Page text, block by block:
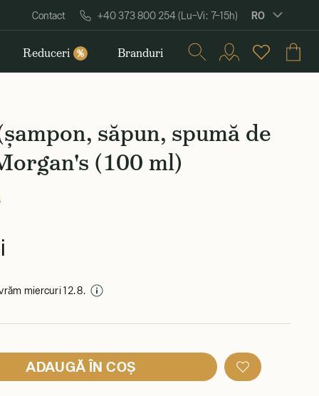
Contact +40 373 800 254 (Lu–Vi: 7–15h) RO
Reduceri % Branduri
săpun, spumă de
(100 ml)
miercuri 12. 8.
ADAUGĂ ÎN COȘ